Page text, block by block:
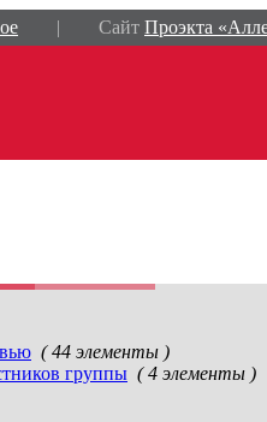
| Сайт Проэкта
( 44 элементы )
группы ( 4 элементы )